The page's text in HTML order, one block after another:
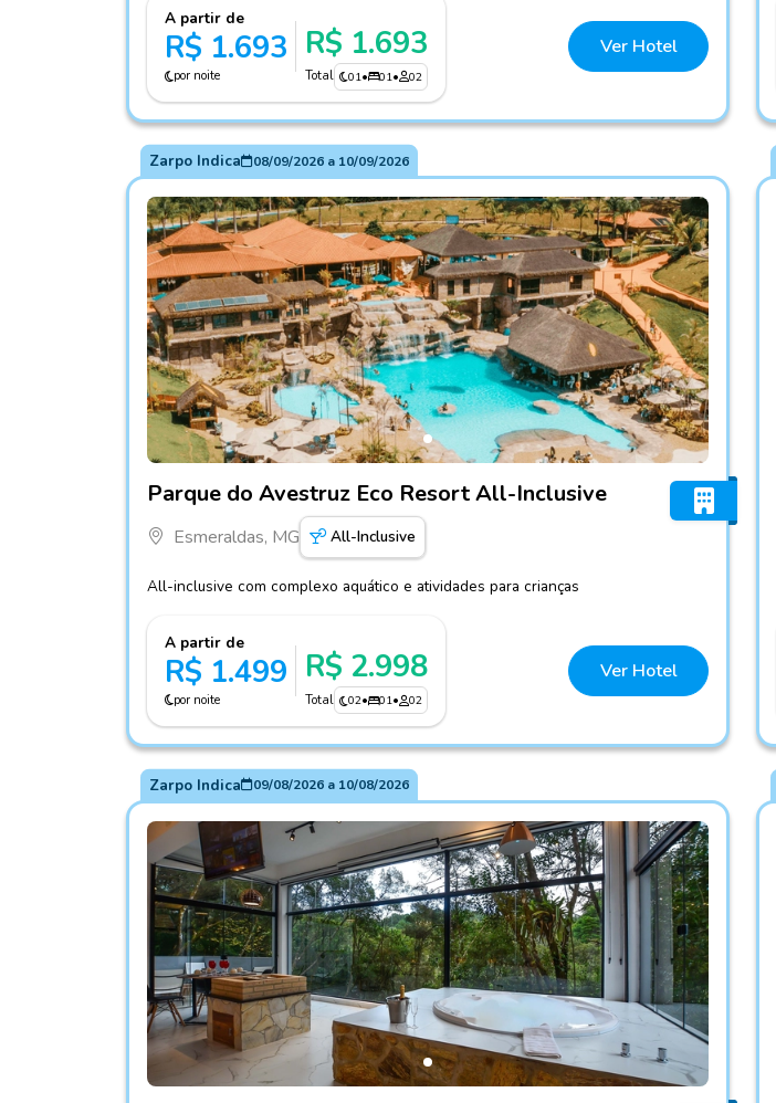
A partir de
R$ 1.693
por noite
R$ 1.693
Total 01• 01• 02
Ver Hotel
Zarpo Indica 08/09/2026a 10/09/2026
Parque do Avestruz Eco Resort All-Inclusive
Esmeraldas, MG All-Inclusive
All-inclusive com complexo aquático e atividades para crianças
A partir de
R$ 1.499
por noite
R$ 2.998
Total 02• 01• 02
Ver Hotel
Zarpo Indica 09/08/2026a 10/08/2026